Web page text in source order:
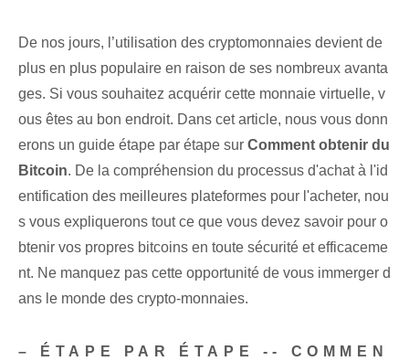
De nos jours, l’utilisation des cryptomonnaies devient de
plus en plus populaire en raison de ses nombreux avanta
ges. Si vous souhaitez acquérir cette monnaie virtuelle, v
ous êtes au bon endroit. Dans cet article, nous vous donn
erons un guide étape par étape sur Comment obtenir du
Bitcoin. De la compréhension du processus d'achat à l'id
entification des meilleures plateformes pour l'acheter, nou
s vous expliquerons tout ce que vous devez savoir pour o
btenir vos propres bitcoins en toute sécurité et efficaceme
nt. Ne manquez pas cette opportunité de vous immerger d
ans le monde des crypto-monnaies.
– ÉTAPE PAR ÉTAPE -- COMMEN